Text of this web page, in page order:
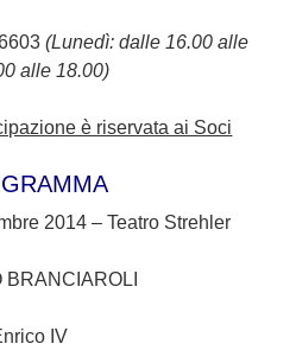
(Lunedì: dalle 16.00 alle
alle 18.00)
è riservata ai Soci
2014 – Teatro Strehler
BRANCIAROLI
IV